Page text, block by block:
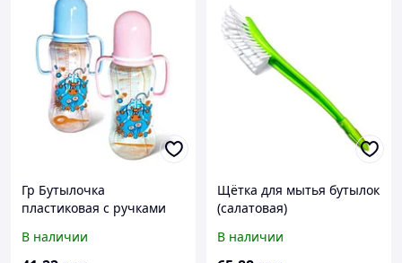
Гр Бутылочка
пластиковая с ручками
В наличии
Щётка для мытья бутылок
(салатовая)
В наличии